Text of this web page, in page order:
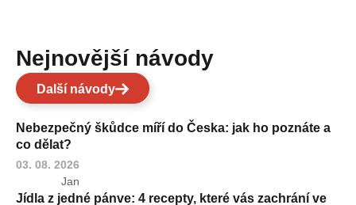
Nejnovější návody
Další návody
Nebezpečný škůdce míří do Česka: jak ho poznáte a
co dělat?
03. 08. 2026
Jan
Jídla z jedné pánve: 4 recepty, které vás zachrání ve